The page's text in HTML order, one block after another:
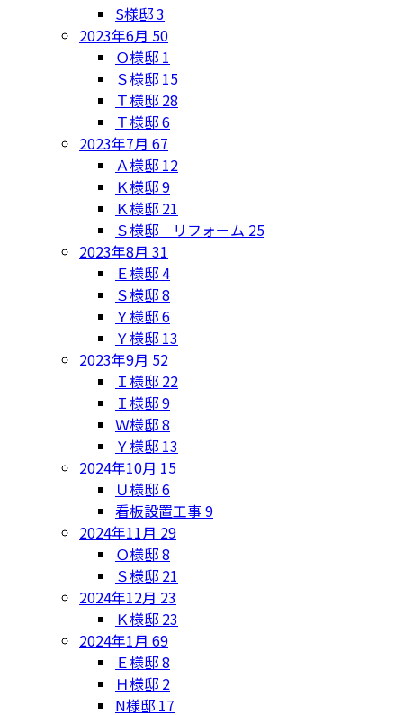
S様邸3
2023年6月 50
Ｏ様邸 1
Ｓ様邸 15
Ｔ様邸 28
Ｔ様邸6
2023年7月 67
Ａ様邸 12
Ｋ様邸9
Ｋ様邸 21
Ｓ様邸 リフォーム 25
2023年8月 31
Ｅ様邸4
Ｓ様邸8
Ｙ様邸6
Ｙ様邸 13
2023年9月 52
Ｉ様邸 22
Ｉ様邸9
Ｗ様邸8
Ｙ様邸 13
2024年10月 15
Ｕ様邸6
看板設置工事9
2024年11月 29
Ｏ様邸8
Ｓ様邸 21
2024年12月 23
Ｋ様邸 23
2024年1月 69
Ｅ様邸8
Ｈ様邸 2
N様邸 17